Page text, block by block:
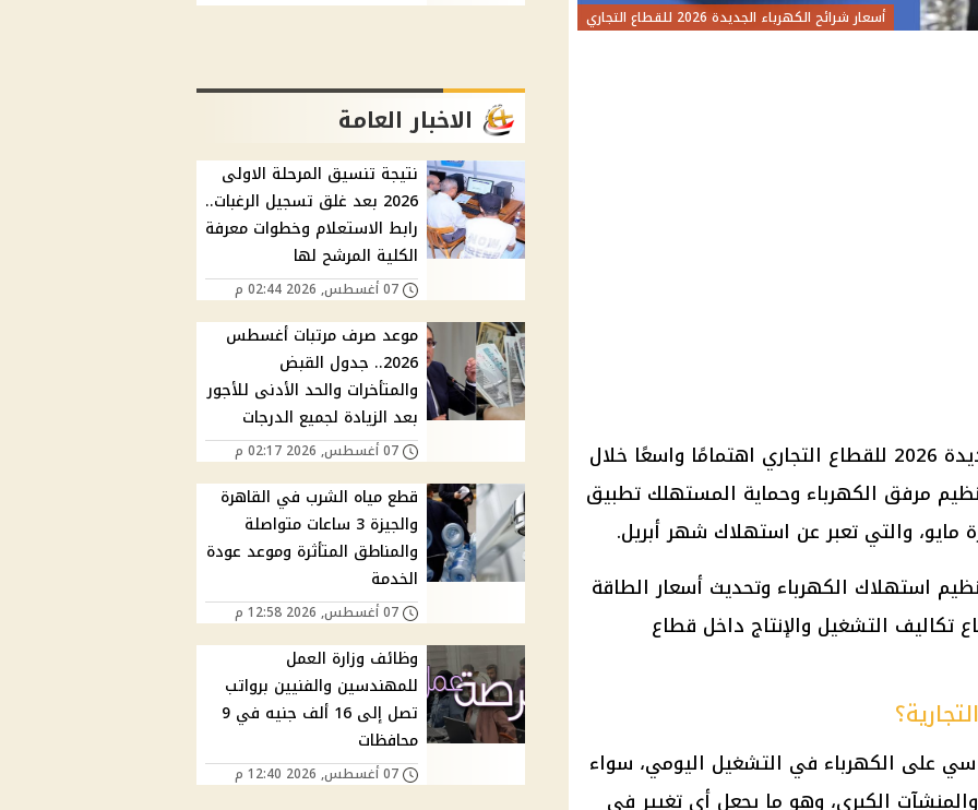
أسعار شرائح الكهرباء الجديدة 2026 للقطاع التجاري
شهدت أسعار شرائح الكهرباء الجديدة 2026 للقطاع التجاري اهتمامًا واسعًا خلال
مرفق الكهرباء وحماية المستهلك تطبيق
مايو، والتي تعبر عن استهلاك شهر أبريل.
استهلاك الكهرباء وتحديث أسعار الطاقة
تكاليف التشغيل والإنتاج داخل قطاع
على الكهرباء في التشغيل اليومي، سواء
الكبرى، وهو ما يجعل أي تغيير في
الاخبار العامة
نتيجة تنسيق المرحلة الاولى
2026 بعد غلق تسجيل الرغبات..
رابط الاستعلام وخطوات معرفة
الكلية المرشح لها
07 أغسطس, 2026 02:44 م
موعد صرف مرتبات أغسطس
2026.. جدول القبض
والمتأخرات والحد الأدنى للأجور
بعد الزيادة لجميع الدرجات
07 أغسطس, 2026 02:17 م
قطع مياه الشرب في القاهرة
والجيزة 3 ساعات متواصلة
والمناطق المتأثرة وموعد عودة
الخدمة
07 أغسطس, 2026 12:58 م
وظائف وزارة العمل
للمهندسين والفنيين برواتب
تصل إلى 16 ألف جنيه في 9
محافظات
07 أغسطس, 2026 12:40 م